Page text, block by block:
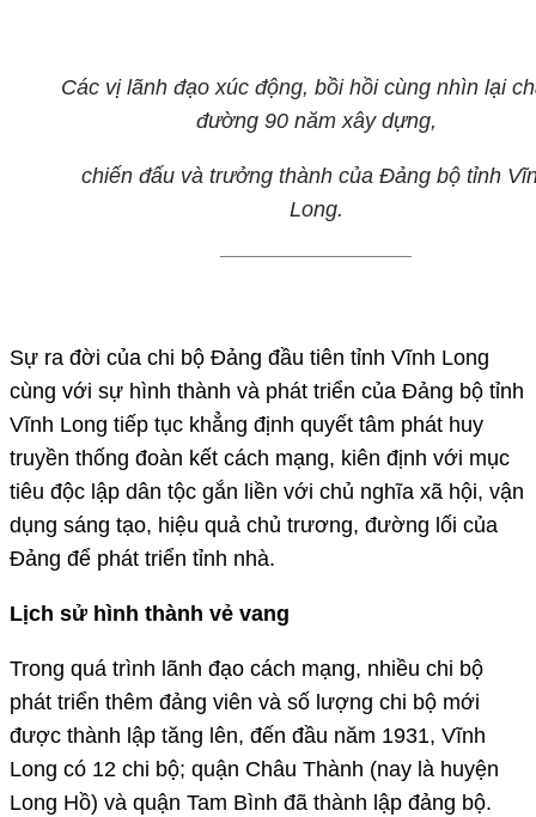
Các vị lãnh đạo xúc động, bồi hồi cùng nhìn lại
đường 90 năm xây dựng,
chiến đấu và trưởng thành của Đảng bộ tỉnh
Long.
Sự ra đời của chi bộ Đảng đầu tiên tỉnh Vĩnh Long
cùng với sự hình thành và phát triển của Đảng bộ tỉnh
Vĩnh Long tiếp tục khẳng định quyết tâm phát huy
truyền thống đoàn kết cách mạng, kiên định với mục
tiêu độc lập dân tộc gắn liền với chủ nghĩa xã hội, vận
dụng sáng tạo, hiệu quả chủ trương, đường lối của
Đảng để phát triển tỉnh nhà.
Lịch sử hình thành vẻ vang
Trong quá trình lãnh đạo cách mạng, nhiều chi bộ
phát triển thêm đảng viên và số lượng chi bộ mới
được thành lập tăng lên, đến đầu năm 1931, Vĩnh
Long có 12 chi bộ; quận Châu Thành (nay là huyện
Long Hồ) và quận Tam Bình đã thành lập đảng bộ.